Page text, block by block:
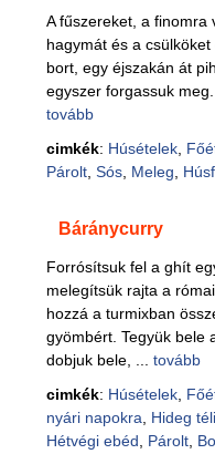
A fűszereket, a finomra
hagymát és a
bort, egy éjszakán át
egyszer forgassuk
tovább
cimkék: Húsételek,
Párolt, Sós, Meleg
Báránycurry
Forrósítsuk fel a ghít
melegítsük rajta a
hozzá a turmixban
gyömbért. Tegyük bele
dobjuk bele, ... tovább
cimkék: Húsételek,
nyári napokra
Hideg
Hétvégi ebéd
Párolt,